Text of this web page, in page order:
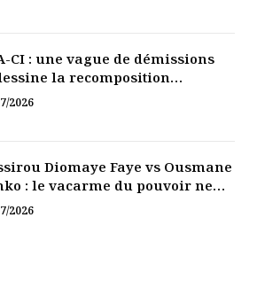
CI : une vague de démissions
la recomposition
2026
Diomaye Faye vs Ousmane
: le vacarme du pouvoir ne
pas faire oublier les liens de la
2026